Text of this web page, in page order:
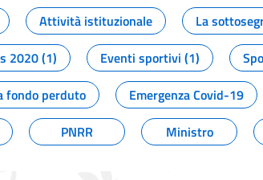
Attività istituzionale La
2020 (1) Eventi sportivi (1)
fondo perduto Emergenza Covid-19
PNRR Ministro